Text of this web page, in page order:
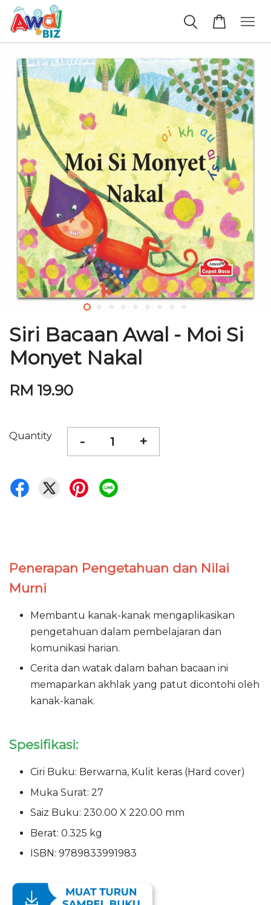
Siri Bacaan Awal - Moi Si
Monyet Nakal
RM 19.90
Quantity - +
Penerapan Pengetahuan dan Nilai
Murni
Membantu kanak-kanak mengaplikasikan
pengetahuan dalam pembelajaran dan
komunikasi harian.
Cerita dan watak dalam bahan bacaan ini
memaparkan akhlak yang patut dicontohi oleh
kanak-kanak.
Spesifikasi:
Ciri Buku: Berwarna, Kulit keras (Hard cover)
Muka Surat: 27
Saiz Buku: 230.00 X 220.00 mm
Berat: 0.325 kg
ISBN: 9789833991983